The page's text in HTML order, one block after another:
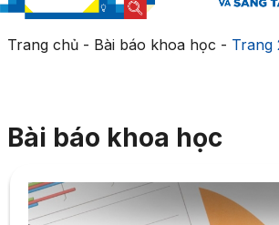
Trang chủ- Bài báo khoa học - Trang
Bài báo khoa học